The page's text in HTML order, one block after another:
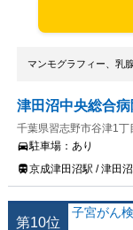
マンモグラフィー、乳
津田沼中央総合病
千葉県習志野市谷津1丁
駐車場： あり
京成津田沼駅 / 津田
第10位